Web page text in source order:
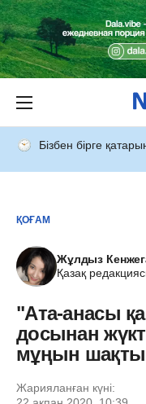
Бізбен бірге
ҚОҒАМ
Жұлдыз
Қазақ
"Ата-анасы
досынан
мұңын шақты
Жарияланған күні: